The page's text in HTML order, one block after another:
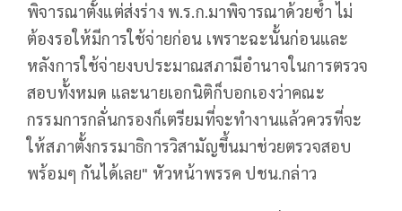
พิจารณาตั้งแต่ส่งร่าง พ.ร.ก.มาพิจารณาด้วยซ้ำ ไม่
ต้องรอให้มีการใช้จ่ายก่อน เพราะฉะนั้นก่อนและ
หลังการใช้จ่ายงบประมาณสภามีอำนาจในการตรวจ
สอบทั้งหมด และนายเอกนิติก็บอกเองว่าคณะ
กรรมการกลั่นกรองก็เตรียมที่จะทำงานแล้วควรที่จะ
ให้สภาตั้งกรรมาธิการวิสามัญขึ้นมาช่วยตรวจสอบ
พร้อมๆ กันได้เลย" หัวหน้าพรรค ปชน.กล่าว